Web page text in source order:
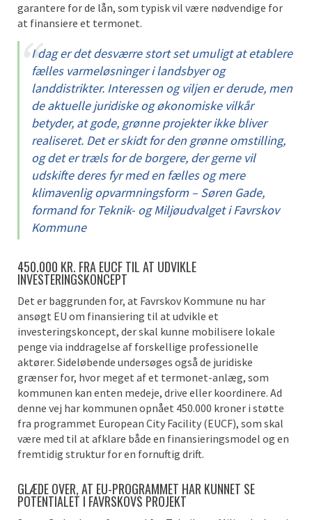
garantere for de lån, som typisk vil være nødvendige for
at finansiere et termonet.
I dag er det desværre stort set umuligt at etablere
fælles varmeløsninger i landsbyer og
landdistrikter. Interessen og viljen er derude, men
de aktuelle juridiske og økonomiske vilkår
betyder, at gode, grønne projekter ikke bliver
realiseret. Det er skidt for den grønne omstilling,
og det er træls for de borgere, der gerne vil
udskifte deres fyr med en fælles og mere
klimavenlig opvarmningsform – Søren Gade,
formand for Teknik- og Miljøudvalget i Favrskov
Kommune
450.000 KR. FRA EUCF TIL AT UDVIKLE
INVESTERINGSKONCEPT
Det er baggrunden for, at Favrskov Kommune nu har
ansøgt EU om finansiering til at udvikle et
investeringskoncept, der skal kunne mobilisere lokale
penge via inddragelse af forskellige professionelle
aktører. Sideløbende undersøges også de juridiske
grænser for, hvor meget af et termonet-anlæg, som
kommunen kan enten medeje, drive eller koordinere. Ad
denne vej har kommunen opnået 450.000 kroner i støtte
fra programmet European City Facility (EUCF), som skal
være med til at afklare både en finansieringsmodel og en
fremtidig struktur for en fornuftig drift.
GLÆDE OVER, AT EU-PROGRAMMET HAR KUNNET SE
POTENTIALET I FAVRSKOVS PROJEKT